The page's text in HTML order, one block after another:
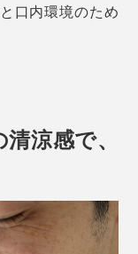
口内環境のため
涼感で、